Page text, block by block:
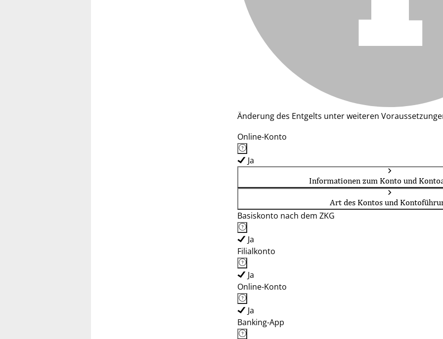
Änderung des Entgelts unter weiteren
Online-Konto
Ja
Informationen zum Konto und
Art des Kontos und
Basiskonto nach dem ZKG
Ja
Filialkonto
Ja
Online-Konto
Ja
Banking-App